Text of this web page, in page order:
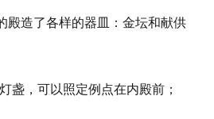
殿造了各样的器皿：金坛和献供
盏，可以照定例点在内殿前；